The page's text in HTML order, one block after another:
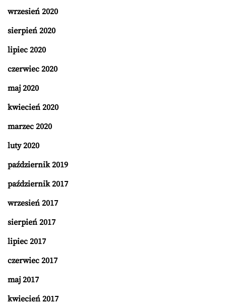
wrzesień 2020
sierpień 2020
lipiec 2020
czerwiec 2020
maj 2020
kwiecień 2020
marzec 2020
luty 2020
październik 2019
październik 2017
wrzesień 2017
sierpień 2017
lipiec 2017
czerwiec 2017
maj 2017
kwiecień 2017